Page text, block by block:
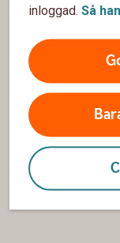
inloggad. Så
Sidfot
Hitta
Kundservice
Spärrhjälp
Hitta bankkontor
Bli kund